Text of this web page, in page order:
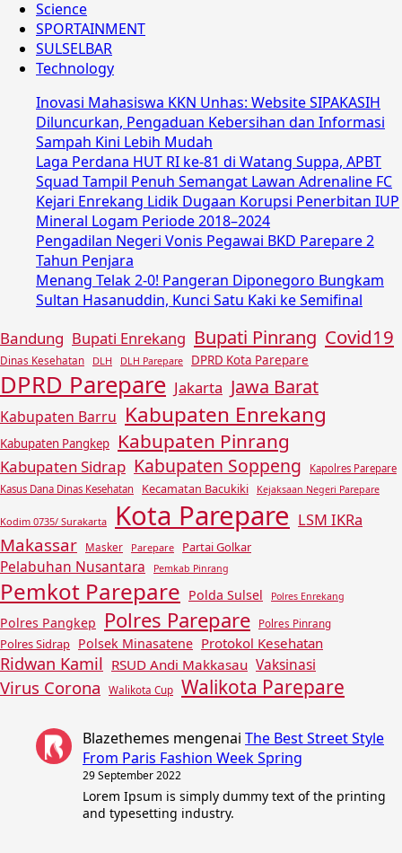
Science
SPORTAINMENT
SULSELBAR
Technology
Inovasi Mahasiswa KKN Unhas: Website SIPAKASIH
Diluncurkan, Pengaduan Kebersihan dan Informasi
Sampah Kini Lebih Mudah
Laga Perdana HUT RI ke-81 di Watang Suppa, APBT
Squad Tampil Penuh Semangat Lawan Adrenaline FC
Kejari Enrekang Lidik Dugaan Korupsi Penerbitan IUP
Mineral Logam Periode 2018–2024
Pengadilan Negeri Vonis Pegawai BKD Parepare 2
Tahun Penjara
Menang Telak 2-0! Pangeran Diponegoro Bungkam
Sultan Hasanuddin, Kunci Satu Kaki ke Semifinal
Bandung Bupati Enrekang Bupati Pinrang Covid19
Dinas Kesehatan DLH DLH Parepare DPRD Kota Parepare
DPRD Parepare Jakarta Jawa Barat
Kabupaten Barru Kabupaten Enrekang
Kabupaten Pangkep Kabupaten Pinrang
Kabupaten Sidrap Kabupaten Soppeng
Kapolres Parepare
Kasus Dana Dinas Kesehatan
Kecamatan Bacukiki Kejaksaan Negeri Parepare
Kodim 0735/ Surakarta Kota Parepare LSM IKRa
Makassar Masker Parepare Partai Golkar
Pelabuhan Nusantara Pemkab Pinrang
Pemkot Parepare Polda Sulsel Polres Enrekang
Polres Pangkep Polres Parepare Polres Pinrang
Polres Sidrap Polsek Minasatene Protokol Kesehatan
Ridwan Kamil RSUD Andi Makkasau Vaksinasi
Virus Corona Walikota Cup Walikota Parepare
Blazethemes mengenai The Best Street Style
From Paris Fashion Week Spring
29 September 2022
Lorem Ipsum is simply dummy text of the printing
and typesetting industry.